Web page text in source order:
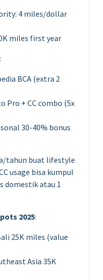
4 miles/dollar
miles first year
:
BCA (extra 2
Pro + CC combo (5x
30-40% bonus
tahun buat lifestyle
usage bisa kumpul
domestik atau 1
2025:
25K miles (value
Asia 35K